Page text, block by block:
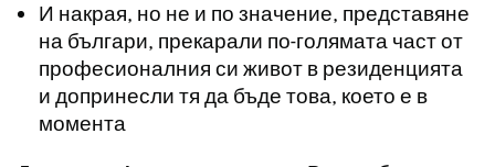
И накрая, но не и по значение, представяне
на българи, прекарали по-голямата част от
професионалния си живот в резиденцията
и допринесли тя да бъде това, което е в
момента